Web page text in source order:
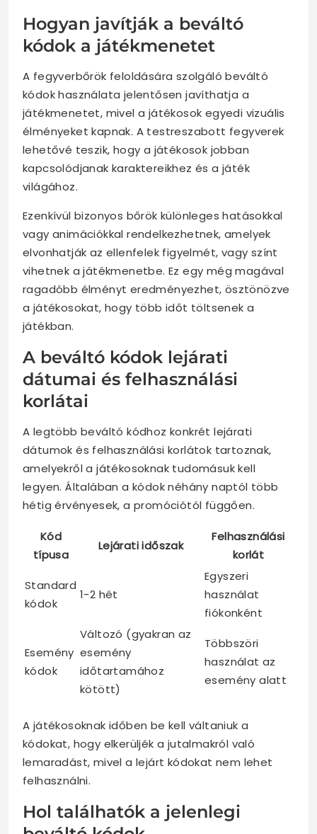
Hogyan javítják a beváltó
kódok a játékmenetet
A fegyverbőrök feloldására szolgáló beváltó
kódok használata jelentősen javíthatja a
játékmenetet, mivel a játékosok egyedi vizuális
élményeket kapnak. A testreszabott fegyverek
lehetővé teszik, hogy a játékosok jobban
kapcsolódjanak karaktereikhez és a játék
világához.
Ezenkívül bizonyos bőrök különleges hatásokkal
vagy animációkkal rendelkezhetnek, amelyek
elvonhatják az ellenfelek figyelmét, vagy színt
vihetnek a játékmenetbe. Ez egy még magával
ragadóbb élményt eredményezhet, ösztönözve
a játékosokat, hogy több időt töltsenek a
játékban.
A beváltó kódok lejárati
dátumai és felhasználási
korlátai
A legtöbb beváltó kódhoz konkrét lejárati
dátumok és felhasználási korlátok tartoznak,
amelyekről a játékosoknak tudomásuk kell
legyen. Általában a kódok néhány naptól több
hétig érvényesek, a promóciótól függően.
Kód
típusa
Lejárati időszak
Felhasználási
korlát
Standard
kódok
1-2 hét
Egyszeri
használat
fiókonként
Esemény
kódok
Változó (gyakran az
esemény
időtartamához
kötött)
Többszöri
használat az
esemény alatt
A játékosoknak időben be kell váltaniuk a
kódokat, hogy elkerüljék a jutalmakról való
lemaradást, mivel a lejárt kódokat nem lehet
felhasználni.
Hol találhatók a jelenlegi